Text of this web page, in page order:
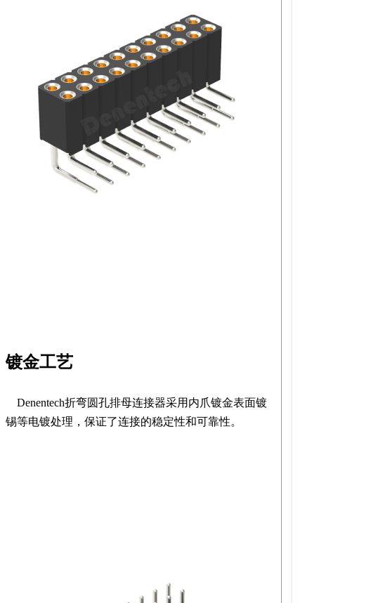
镀金工艺
Denentech折弯圆孔排母连接器采用内爪镀金表面镀
锡等电镀处理，保证了连接的稳定性和可靠性。